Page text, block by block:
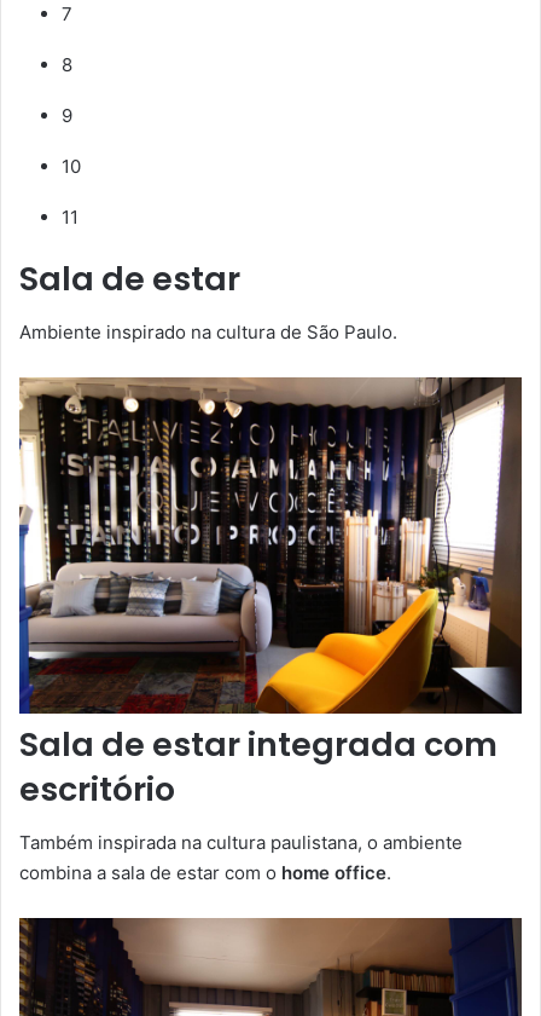
7
8
9
10
11
Sala de estar
Ambiente inspirado na cultura de São Paulo.
Sala de estar integrada com
escritório
Também inspirada na cultura paulistana, o ambiente
combina a sala de estar com o home office.